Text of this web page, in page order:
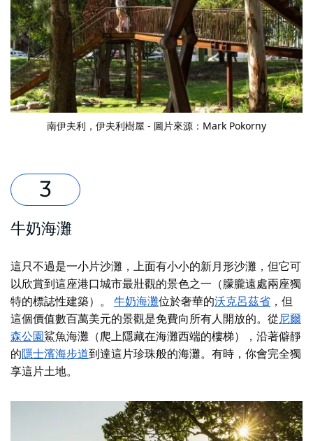
南伊夫利，伊夫利樹屋 - 圖片來源：Mark Pokorny
牛奶海灘
這只不過是一小片沙灘，上面有小小的新月形沙灘，但它可
以欣賞到這座港口城市最壯觀的景色之一（朦朧遠處兩座獨
特的標誌性建築）。
牛奶海灘位於奢華的沃克呂茲省 ，但
這個價值數百萬美元的景觀是免費向所有人開放的。從尼爾
森公園鯊魚海灘（爬上隱藏在海灘西端的樓梯），沿著僻靜
的隱士濱海步道到達這片珍珠般的海灘。有時，你會完全獨
享這片土地。